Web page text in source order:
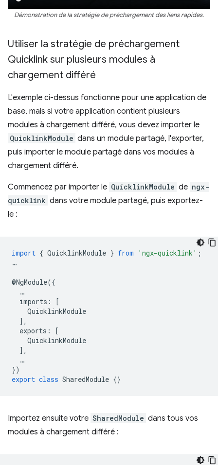
Démonstration de la stratégie de préchargement des liens rapides.
Utiliser la stratégie de préchargement
Quicklink sur plusieurs modules à
chargement différé
L'exemple ci-dessus fonctionne pour une application de
base, mais si votre application contient plusieurs
modules à chargement différé, vous devez importer le
QuicklinkModule dans un module partagé, l'exporter,
puis importer le module partagé dans vos modules à
chargement différé.
Commencez par importer le QuicklinkModule de ngx-
quicklink dans votre module partagé, puis exportez-
le :
import { QuicklinkModule } from 'ngx-quicklink' ;
…
@NgModule({
…
imports :
[
QuicklinkModule
],
exports :
[
QuicklinkModule
],
…
})
export class SharedModule {}
Importez ensuite votre SharedModule dans tous vos
modules à chargement différé :